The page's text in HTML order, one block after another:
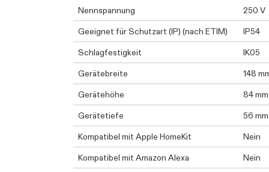
Nennspannung
250 V
Geeignet für Schutzart (IP) (nach ETIM)
IP54
Schlagfestigkeit
IK05
Gerätebreite
148
Gerätehöhe
84 mm
Gerätetiefe
56 mm
Kompatibel mit Apple HomeKit
Nein
Kompatibel mit Amazon Alexa
Nein